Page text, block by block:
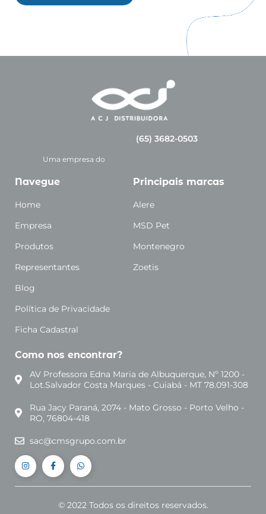
(65) 3682-0503
Uma empresa do
Navegue
Home
Empresa
Produtos
Representantes
Blog
Política de Privacidade
Ficha Cadastral
Principais marcas
Alere
MSD Pet
Montenegro
Zoetis
Como nos encontrar?
AV Professora Edna Maria de Albuquerque, Nº 1200 -
Lot.Salvador Costa Marques - Cuiabá - MT 78.091-308
Rua Jacy Paraná, 2074 - Mato Grosso - Porto Velho -
RO, 76804-418
sac@cmsgrupo.com.br
© 2022 Todos os direitos reservados.